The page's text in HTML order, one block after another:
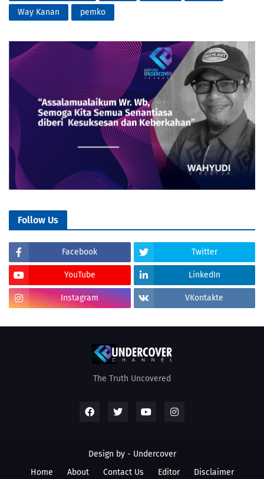
Way Kanan
pemko
Follow Us
Facebook Twitter
YouTube LinkedIn
Instagram VKontakte
The Truth Uncovered
Design by - Undercover
Home
About Contact Us Editor Disclaimer